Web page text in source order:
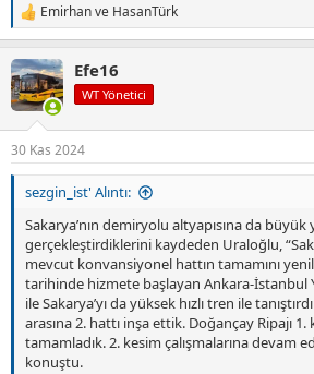
T
e
k
i
l
:
Emirhanve HasanTürk
Efe16
WT Yönetici
30 Kas 2024
sezgin_ist' Alıntı:
Sakarya’nın demiryolu altyapısına da büyük
gerçekleştirdiklerini kaydeden Uraloğlu,
mevcut konvansiyonel hattın tamamını
tarihinde hizmete başlayan Ankara-İstanbul
ile Sakarya’yı da yüksek hızlı tren ile
arasına 2. hattı inşa ettik. Doğançay Ripajı 1.
tamamladık. 2. kesim çalışmalarına devam
konuştu.